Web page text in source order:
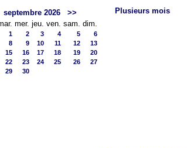
septembre 2026
>>
mer. jeu. ven. sam. dim.
1 2 3 4 5
6
8 9 10 11 12
13
15 16 17 18 19
20
22 23 24 25 26
27
29 30
Plusieurs mois